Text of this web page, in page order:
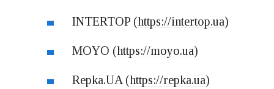
INTERTOP (https://intertop.ua)
MOYO (https://moyo.ua)
Repka.UA (https://repka.ua)